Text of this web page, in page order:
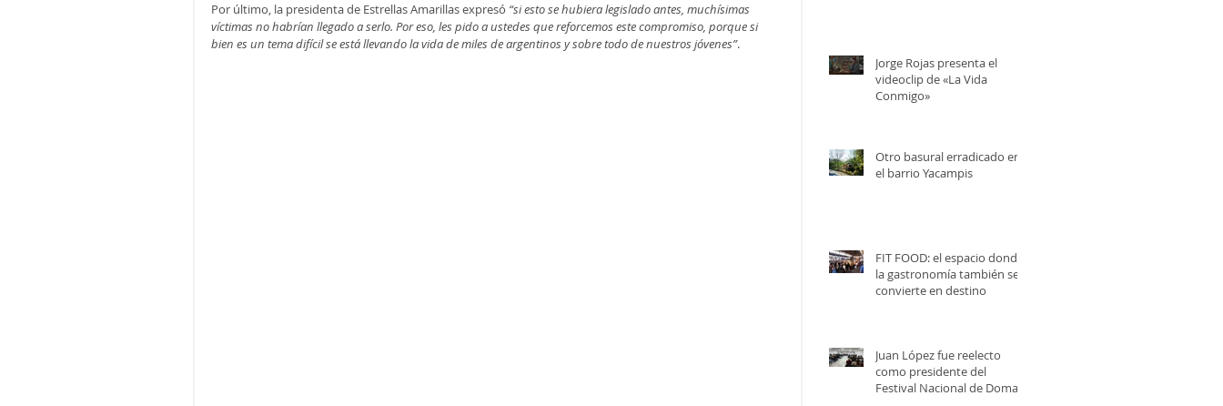
Por último, la presidenta de Estrellas Amarillas expresó “si esto se hubiera legislado antes, muchísimas
víctimas no habrían llegado a serlo. Por eso, les pido a ustedes que reforcemos este compromiso, porque si
bien es un tema difícil se está llevando la vida de miles de argentinos y sobre todo de nuestros jóvenes”.
Jorge Rojas presenta el
videoclip de «La Vida
Conmigo»
Otro basural erradicado en
el barrio Yacampis
FIT FOOD: el espacio donde
la gastronomía también se
convierte en destino
Juan López fue reelecto
como presidente del
Festival Nacional de Doma y